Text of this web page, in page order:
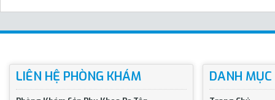
LIÊN HỆ PHÒNG KHÁM DANH MỤC